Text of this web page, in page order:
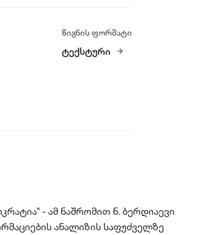
წიგნის ფორმატი
ტექსტური
- ამ ნაშრომით ნ. ბერდიაევი
ანალიზის საფუძველზე